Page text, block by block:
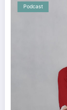
Podcast